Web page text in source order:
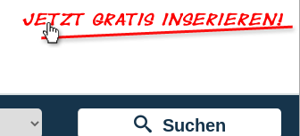
Suchen